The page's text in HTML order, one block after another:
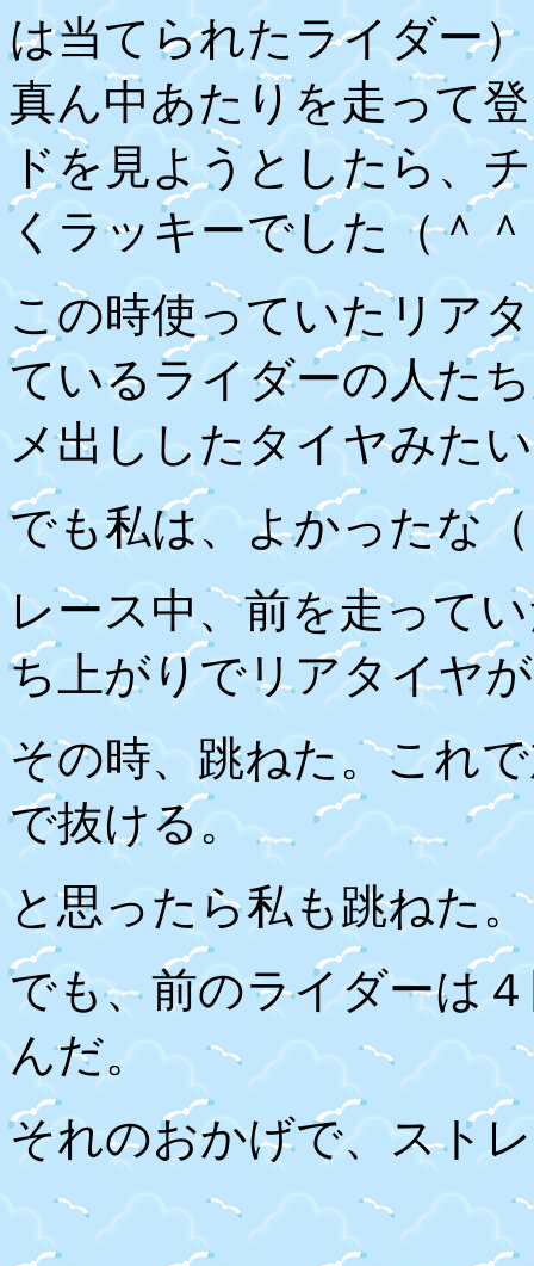
は当てられたライダー
真ん中あたりを走って
ドを見ようとしたら、
くラッキーでした（＾
この時使っていたリア
ているライダーの人た
メ出ししたタイヤみた
でも私は、よかったな
レース中、前を走って
ち上がりでリアタイヤ
その時、跳ねた。これ
で抜ける。
と思ったら私も跳ねた。
でも、前のライダーは
んだ。
それのおかげで、スト